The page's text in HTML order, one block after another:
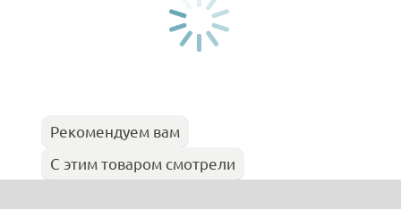
Рекомендуем вам
С этим товаром смотрели